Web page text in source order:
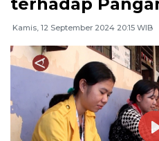
Kamis, 12 September 2024 20:15 WIB